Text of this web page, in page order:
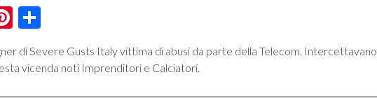
Pinterest
Condividi
di Severe Gusts Italy vittima di abusi da parte della Telecom. Intercettavano
vicenda noti Imprenditori e Calciatori.